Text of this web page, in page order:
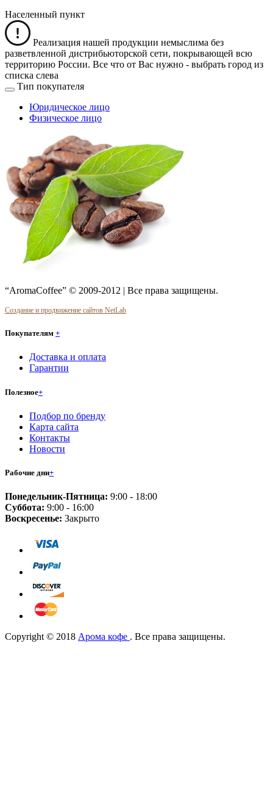
Населенный пункт
Реализация нашей продукции немыслима без
разветвленной дистрибьюторской сети, покрывающей всю
территорию России. Все что от Вас нужно - выбрать город из
списка слева
Тип покупателя
Юридическое лицо
Физическое лицо
“AromaCoffee” © 2009-2012 | Все права защищены.
Создание и продвижение сайтов NetLab
Покупателям +
Доставка и оплата
Гарантии
Полезное+
Подбор по бренду
Карта сайта
Контакты
Новости
Рабочие дни+
Понедельник-Пятница: 9:00 - 18:00
Суббота: 9:00 - 16:00
Воскресенье: Закрыто
Copyright © 2018 Арома кофе . Все права защищены.